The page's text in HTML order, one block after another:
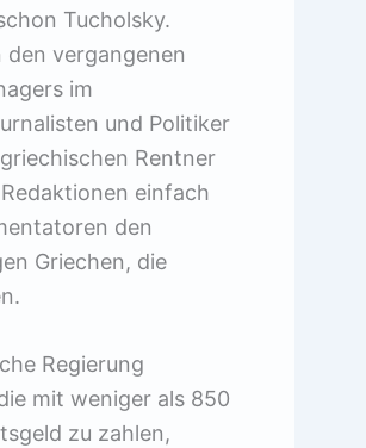
Tucholsky.
vergangenen
im
und Politiker
Rentner
einfach
den
Griechen, die
Regierung
mit weniger als 850
zu zahlen,